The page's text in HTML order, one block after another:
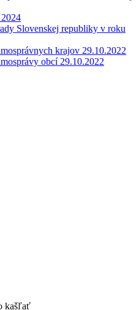
Slovenskej republiky v roku
krajov 29.10.2022
obcí 29.10.2022
kašľať